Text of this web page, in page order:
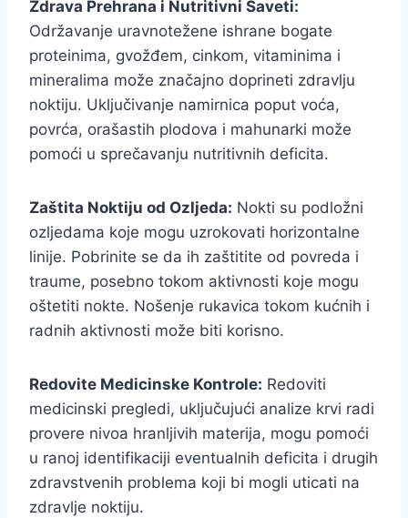
Zdrava Prehrana i Nutritivni Saveti:
Održavanje uravnotežene ishrane bogate
proteinima, gvožđem, cinkom, vitaminima i
mineralima može značajno doprineti zdravlju
noktiju. Uključivanje namirnica poput voća,
povrća, orašastih plodova i mahunarki može
pomoći u sprečavanju nutritivnih deficita.
Zaštita Noktiju od Ozljeda: Nokti su podložni
ozljedama koje mogu uzrokovati horizontalne
linije. Pobrinite se da ih zaštitite od povreda i
traume, posebno tokom aktivnosti koje mogu
oštetiti nokte. Nošenje rukavica tokom kućnih i
radnih aktivnosti može biti korisno.
Redovite Medicinske Kontrole: Redoviti
medicinski pregledi, uključujući analize krvi radi
provere nivoa hranljivih materija, mogu pomoći
u ranoj identifikaciji eventualnih deficita i drugih
zdravstvenih problema koji bi mogli uticati na
zdravlje noktiju.